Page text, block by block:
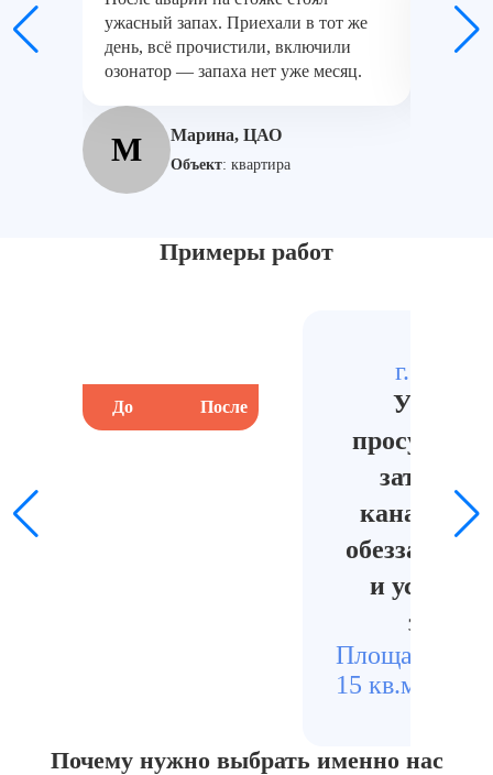
ужасный запах. Приехали в тот же
день, всё прочистили, включили
озонатор — запаха нет уже месяц.
М Марина, ЦАО
Объект: квартира
—
Примеры работ
До После
г.
Уборка
просушка
и
запаха
Площадь
15 кв.м.
Почему нужно выбрать именно нас